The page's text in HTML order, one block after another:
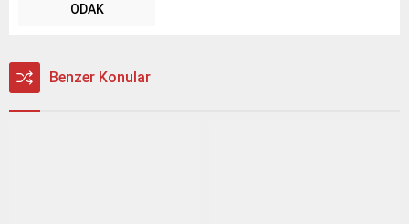
ODAK
Benzer Konular